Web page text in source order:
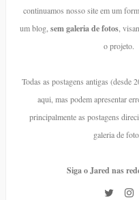
continuamos nosso site em um
um blog,sem galeria de fotos,
o projeto.
Todas as postagens antigas (desde
aqui, mas podem apresentar
principalmente as postagens
galeria de
Siga o Jared nas